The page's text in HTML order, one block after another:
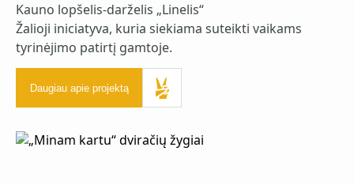
Kauno lopšelis-darželis „Linelis“
Žalioji iniciatyva, kuria siekiama suteikti vaikams
tyrinėjimo patirtį gamtoje.
Daugiau apie projektą